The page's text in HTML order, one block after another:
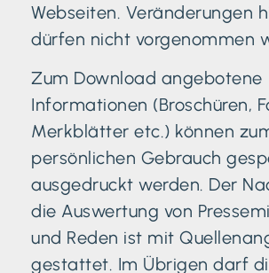
Webseiten. Veränderungen
dürfen nicht vorgenommen
Zum Download angebotene
Informationen (Broschüren,
Merkblätter etc.) können
persönlichen Gebrauch
ausgedruckt werden. Der
die Auswertung von
und Reden ist mit
gestattet. Im Übrigen darf